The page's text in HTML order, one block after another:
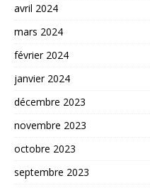
avril 2024
mars 2024
février 2024
janvier 2024
décembre 2023
novembre 2023
octobre 2023
septembre 2023